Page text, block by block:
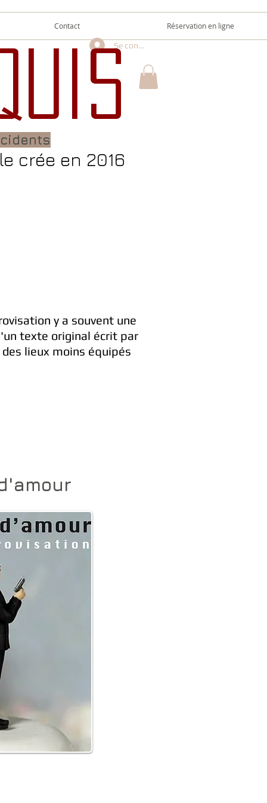
Contact Réservation en ligne
Se connecter
crée en 2016
y a souvent une
texte original écrit par
lieux moins équipés